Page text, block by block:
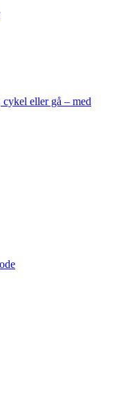
eller gå – med